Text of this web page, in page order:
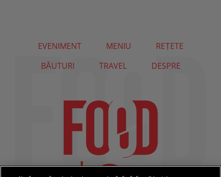
EVENIMENT MENIU
REȚETE
BĂUTURI
TRAVEL DESPRE